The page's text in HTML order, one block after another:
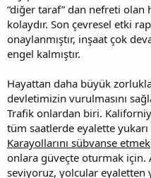
“diğer taraf” dan nefreti olan
kolaydır. Son çevresel etki
onaylanmıştır, inşaat çok
engel kalmıştır.
Hayattan daha büyük
devletimizin vurulmasını
Trafik onlardan biri.
tüm saatlerde eyalette yukarı
Karayollarını sübvanse etmek
onlara güveçte oturmak için.
seviyoruz, yolcular eyaletten